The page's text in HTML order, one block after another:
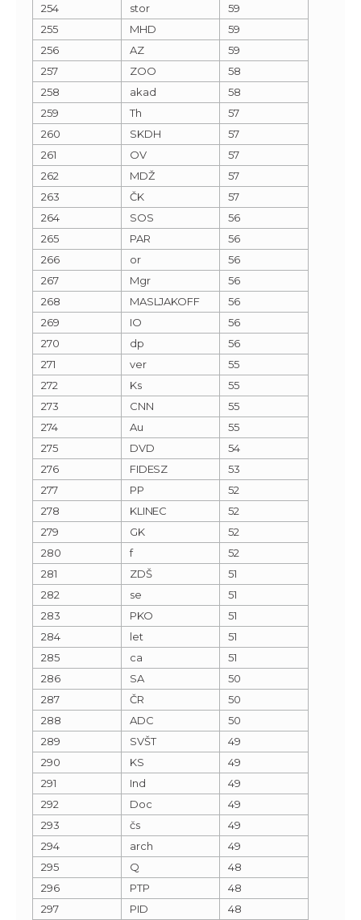
254
stor
59
255
MHD
59
256
AZ
59
257
ZOO
58
258
akad
58
259
Th
57
260
SKDH
57
261
OV
57
262
MDŽ
57
263
ČK
57
264
SOS
56
265
PAR
56
266
or
56
267
Mgr
56
268
MASLJAKOFF
56
269
IO
56
270
dp
56
271
ver
55
272
Ks
55
273
CNN
55
274
Au
55
275
DVD
54
276
FIDESZ
53
277
PP
52
278
KLINEC
52
279
GK
52
280
f
52
281
ZDŠ
51
282
se
51
283
PKO
51
284
let
51
285
ca
51
286
SA
50
287
ČR
50
288
ADC
50
289
SVŠT
49
290
KS
49
291
Ind
49
292
Doc
49
293
čs
49
294
arch
49
295
Q
48
296
PTP
48
297
PID 48